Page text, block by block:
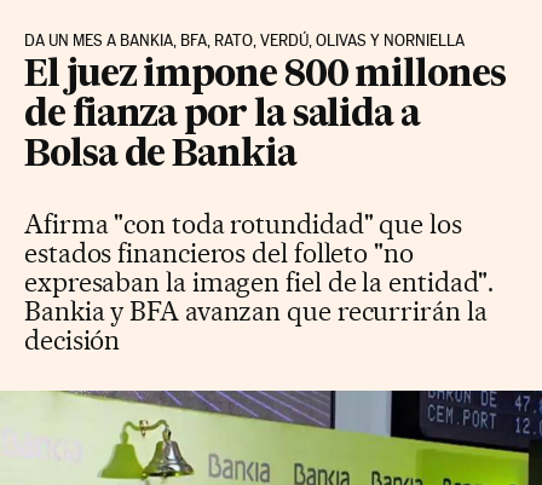
DA UN MES A BANKIA, BFA, RATO, VERDÚ, OLIVAS Y NORNIELLA
El juez impone 800 millones
de fianza por la salida a
Bolsa de Bankia
Afirma "con toda rotundidad" que los
estados financieros del folleto "no
expresaban la imagen fiel de la entidad".
Bankia y BFA avanzan que recurrirán la
decisión